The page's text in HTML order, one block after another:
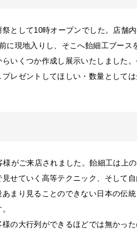
として10時オープンでした。店舗
に現地入りし、そこへ飴細工ブー
いくつか作成し展示いたしました
レゼントしてほしい・数量としては
がご来店されました。飴細工は上
せていく高等テクニック、そして
まり見ることのできない日本の伝
の大行列ができるほどでは無かっ